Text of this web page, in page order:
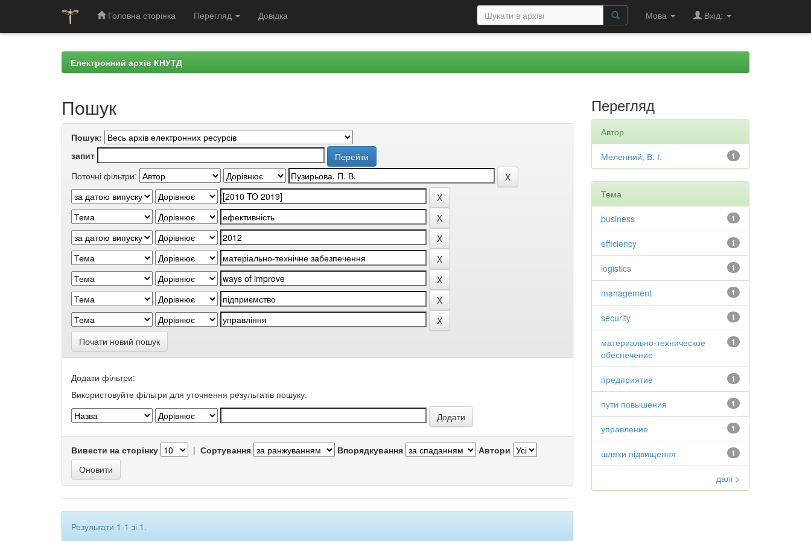
Головна сторінка Перегляд Довідка Мова Вхід:
Електронний архів КНУТД
Пошук
Пошук:
запит
Поточні фільтри:
Почати новий пошук
Додати фільтри:
Використовуйте фільтри для уточнення результатів пошуку.
Вивести на сторінку | Сортування Впорядкування Автори
Результати 1-1 зі 1.
Перегляд
Автор
1
Меленний, В. І.
Тема
1
business
1
efficiency
1
logistics
1
management
1
security
1
материально-техническое
обеспечение
1
предприятие
1
пути повышения
1
управление
1
шляхи підвищення
далі >